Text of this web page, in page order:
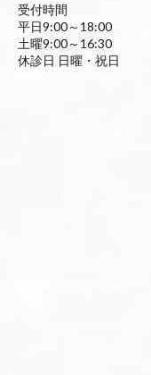
受付時間
平日9:00～18:00
土曜9:00～16:30
休診日 日曜・祝日